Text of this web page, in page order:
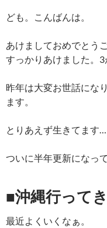
ども。こんばんは。
あけましておめでとう
すっかりあけました。3
昨年は大変お世話にな
ます。
とりあえず生きてます…
ついに半年更新になっ
■沖縄行って
最近よくいくなぁ。